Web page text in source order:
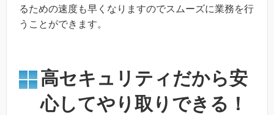
るための速度も早くなりますのでスムーズに業務を行
うことができます。
高セキュリティだから安
心してやり取りできる！